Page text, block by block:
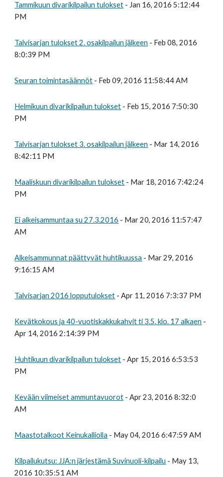
Tammikuun divarikilpailun tulokset - Jan 16, 2016 5:12:44
PM
Talvisarjan tulokset 2. osakilpailun jälkeen - Feb 08, 2016
8:0:39 PM
Seuran toimintasäännöt - Feb 09, 2016 11:58:44 AM
Helmikuun divarikilpailun tulokset - Feb 15, 2016 7:50:30
PM
Talvisarjan tulokset 3. osakilpailun jälkeen - Mar 14, 2016
8:42:11 PM
Maaliskuun divarikilpailun tulokset - Mar 18, 2016 7:42:24
PM
Ei alkeisammuntaa su 27.3.2016 - Mar 20, 2016 11:57:47
AM
Alkeisammunnat päättyvät huhtikuussa - Mar 29, 2016
9:16:15 AM
Talvisarjan 2016 lopputulokset - Apr 11, 2016 7:3:37 PM
Kevätkokous ja 40-vuotiskakkukahvit ti 3.5. klo. 17 alkaen -
Apr 14, 2016 2:14:39 PM
Huhtikuun divarikilpailun tulokset - Apr 15, 2016 6:53:53
PM
Kevään viimeiset ammuntavuorot - Apr 23, 2016 8:32:0
AM
Maastotalkoot Keinukalliolla - May 04, 2016 6:47:59 AM
Kilpailukutsu: JJA:n järjestämä Suvinuoli-kilpailu - May 13,
2016 10:35:51 AM